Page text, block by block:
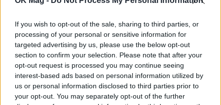
If you wish to opt-out of the sale, sharing to third parties, or
processing of your personal or sensitive information for
targeted advertising by us, please use the below opt-out
section to confirm your selection. Please note that after your
opt-out request is processed you may continue seeing
interest-based ads based on personal information utilized by
us or personal information disclosed to third parties prior to
your opt-out. You may separately opt-out of the further
Ελένη Χατζίδου: Η τρυφερή φωτογραφία με